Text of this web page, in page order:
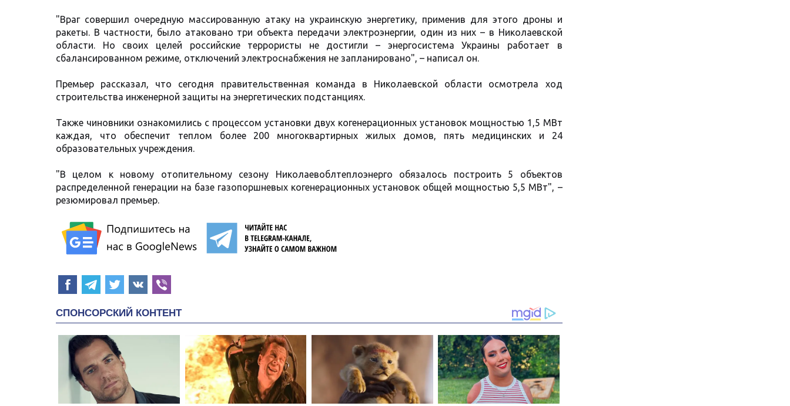
"Враг совершил очередную массированную атаку на украинскую энергетику, применив для этого дроны и
ракеты. В частности, было атаковано три объекта передачи электроэнергии, один из них – в Николаевской
области. Но своих целей российские террористы не достигли – энергосистема Украины работает в
сбалансированном режиме, отключений электроснабжения не запланировано", – написал он.
Премьер рассказал, что сегодня правительственная команда в Николаевской области осмотрела ход
строительства инженерной защиты на энергетических подстанциях.
Также чиновники ознакомились с процессом установки двух когенерационных установок мощностью 1,5 МВт
каждая, что обеспечит теплом более 200 многоквартирных жилых домов, пять медицинских и 24
образовательных учреждения.
"В целом к ​​новому отопительному сезону Николаевоблтеплоэнерго обязалось построить 5 объектов
распределенной генерации на базе газопоршневых когенерационных установок общей мощностью 5,5 МВт", –
резюмировал премьер.